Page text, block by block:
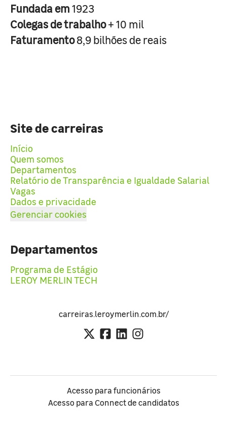
Fundada em1923
Colegas de trabalho+ 10 mil
Faturamento8,9 bilhões de reais
Site de carreiras
Início
Quem somos
Departamentos
Relatório de Transparência e Igualdade Salarial
Vagas
Dados e privacidade
Gerenciar cookies
Departamentos
Programa de Estágio
LEROY MERLIN TECH
carreiras.leroymerlin.com.br/
Acesso para funcionários
Acesso para Connect de candidatos